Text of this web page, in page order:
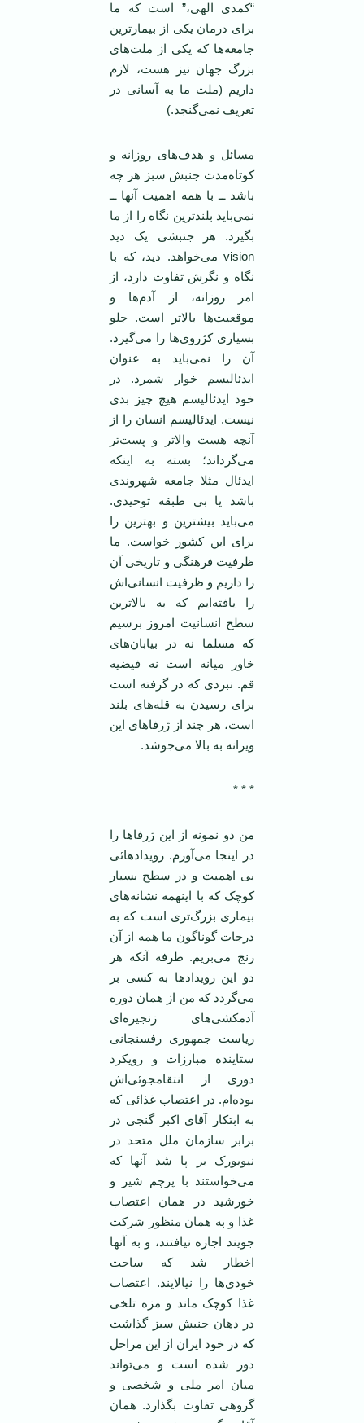
“کمدی الهی،” است که ما
برای درمان یکی از بیمارترین
جامعه‌ها که یکی از ملت‌های
بزرگ جهان نیز هست، لازم
داریم (ملت ما به آسانی در
تعریف نمی‌گنجد.)
مسائل و هدف‌های روزانه و
کوتاه‌مدت جنبش سبز هر چه
باشد ــ با همه اهمیت آنها ــ
نمی‌باید بلندترین نگاه را از ما
بگیرد. هر جنبشی یک دید
vision می‌خواهد. دید، که با
نگاه و نگرش تفاوت دارد، از
امر روزانه، از آدم‌ها و
موقعیت‌ها بالاتر است. جلو
بسیاری کژروی‌ها را می‌گیرد.
آن را نمی‌باید به عنوان
ایدئالیسم خوار شمرد. در
خود ایدئالیسم هیچ چیز بدی
نیست. ایدئالیسم انسان را از
آنچه هست والاتر و پست‌تر
می‌گرداند؛ بسته به اینکه
ایدئال مثلا جامعه شهروندی
باشد یا بی طبقه توحیدی.
می‌باید بیشترین و بهترین را
برای این کشور خواست. ما
ظرفیت فرهنگی و تاریخی آن
را داریم و ظرفیت انسانی‌اش
را یافته‌ایم که به بالاترین
سطح انسانیت امروز برسیم
که مسلما نه در بیابان‌های
خاور میانه است نه فیضیه
قم. نبردی که در گرفته است
برای رسیدن به قله‌های بلند
است، هر چند از ژرفاهای این
ویرانه به بالا می‌جوشد.
* * *
من دو نمونه از این ژرفا‌ها را
در اینجا می‌آورم. رویداد‌هائی
بی اهمیت و در سطح بسیار
کوچک که با اینهمه نشانه‌های
بیماری بزرگ‌تری است که به
درجات گوناگون ما همه از آن
رنج می‌بریم. طرفه آنکه هر
دو این رویداد‌ها به کسی بر
می‌گردد که من از همان دوره
آدمکشی‌های زنجیره‌ای
ریاست جمهوری رفسنجانی
ستاینده مبارزات و رویکرد
دوری از انتقامجوئی‌اش
بوده‌ام. در اعتصاب غذائی که
به ابتکار آقای اکبر گنجی در
برابر سازمان ملل متحد در
نیویورک بر پا شد آنها که
می‌خواستند با پرچم شیر و
خورشید در همان اعتصاب
غذا و به همان منظور شرکت
جویند اجازه نیافتند، و به آنها
اخطار شد که ساحت
خودی‌ها را نیالایند. اعتصاب
غذا کوچک ماند و مزه تلخی
در دهان جنبش سبز گذاشت
که در خود ایران از این مراحل
دور شده است و می‌تواند
میان امر ملی و شخصی و
گروهی تفاوت بگذارد. همان